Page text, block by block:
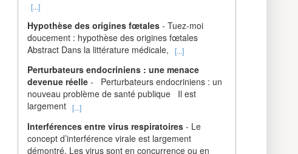
[...]
Hypothèse des origines fœtales - Tuez-moi
doucement : hypothèse des origines fœtales
Abstract Dans la littérature médicale,
[...]
Perturbateurs endocriniens : une menace
devenue réelle - Perturbateurs endocriniens : un
nouveau problème de santé publique Il est
largement [...]
Interférences entre virus respiratoires - Le
concept d’interférence virale est largement
démontré. Les virus sont en concurrence ou en